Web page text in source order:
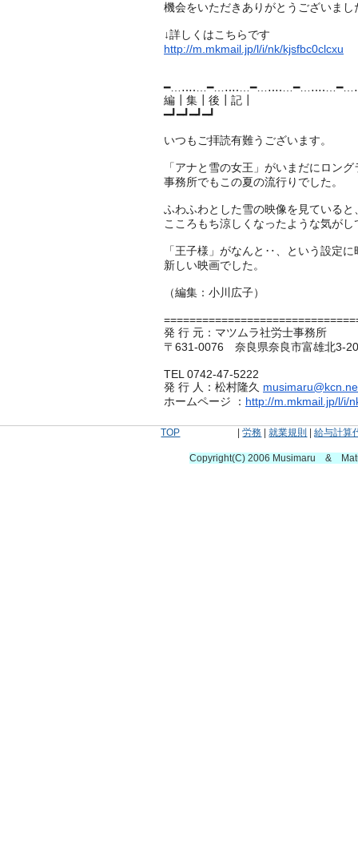
機会をいただきありがとうございまし
↓詳しくはこちらです
http://m.mkmail.jp/l/i/nk/kjsfbc0clcxu
編┃集┃後┃記┃
━┛━┛━┛━┛
いつもご拝読有難うございます。
「アナと雪の女王」がいまだにロン
事務所でもこの夏の流行りでした。
ふわふわとした雪の映像を見ていると
こころもち涼しくなったような気が
「王子様」がなんと‥、という設定
新しい映画でした。
（編集：小川広子）
==============================
発 行 元：マツムラ社労士事務所
〒631-0076 奈良県奈良市富雄北3-
TEL 0742-47-5222
発 行 人：松村隆久
ホームページ ： http://m.mkmail.jp/l/i/
TOP |労務 |就業規則 |給与計算
Copyright(C) 2006 Musimaru &